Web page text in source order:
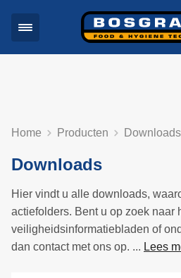
Home Producten Downloads
Downloads
Hier vindt u alle downloads,
actiefolders. Bent u op zoek naar
veiligheidsinformatiebladen of
dan contact met ons op. ... Lees